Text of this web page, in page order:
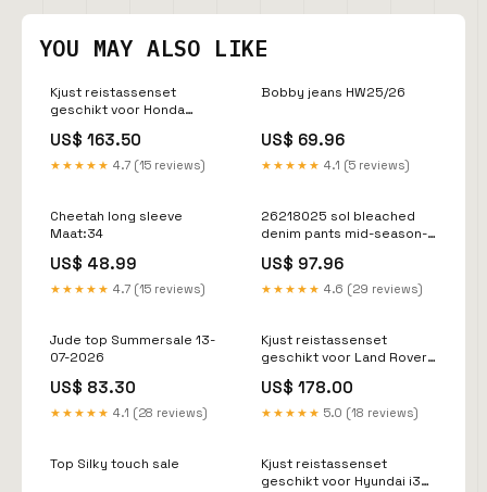
YOU MAY ALSO LIKE
Kjust reistassenset
geschikt voor Honda
Bandenmaat_205/50-16
US$ 163.50
★★★★★ 4.7 (15 reviews)
Bobby jeans HW25/26
US$ 69.96
★★★★★ 4.1 (5 reviews)
Cheetah long sleeve
Maat:34
US$ 48.99
★★★★★ 4.7 (15 reviews)
26218025 sol bleached
denim pants mid-season-
US$ 97.96
★★★★★ 4.6 (29 reviews)
Jude top Summersale 13-
07-2026
US$ 83.30
★★★★★ 4.1 (28 reviews)
Kjust reistassenset
geschikt voor Land Rover
(2022-) AutoD_Toyota
Corolla Cross (2022-)
US$ 178.00
★★★★★ 5.0 (18 reviews)
Top Silky touch sale
Kjust reistassenset
geschikt voor Hyundai i30